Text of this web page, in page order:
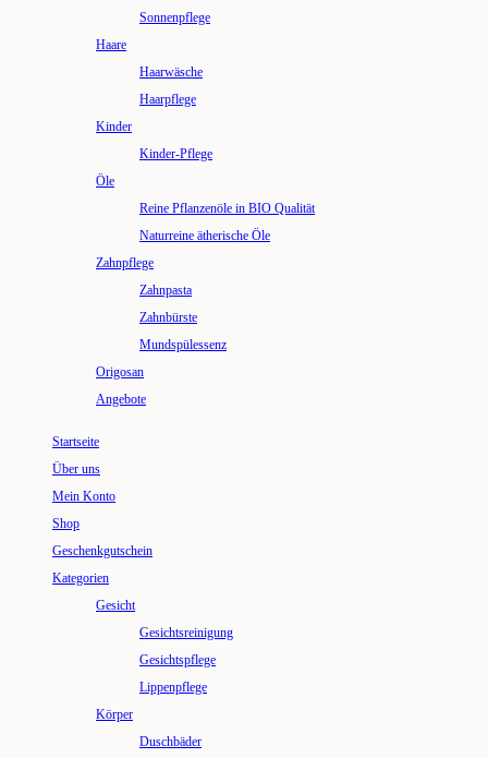
Sonnenpflege
Haare
Haarwäsche
Haarpflege
Kinder
Kinder-Pflege
Öle
Reine Pflanzenöle in BIO Qualität
Naturreine ätherische Öle
Zahnpflege
Zahnpasta
Zahnbürste
Mundspülessenz
Origosan
Angebote
Startseite
Über uns
Mein Konto
Shop
Geschenkgutschein
Kategorien
Gesicht
Gesichtsreinigung
Gesichtspflege
Lippenpflege
Körper
Duschbäder